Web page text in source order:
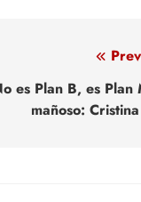
es Plan B, es Plan
mañoso: